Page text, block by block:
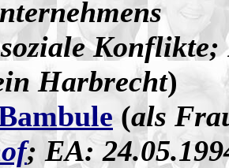
Harbrecht)
(als
; EA: